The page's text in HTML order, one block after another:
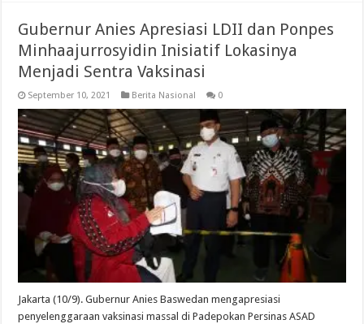
Gubernur Anies Apresiasi LDII dan Ponpes
Minhaajurrosyidin Inisiatif Lokasinya
Menjadi Sentra Vaksinasi
September 10, 2021 Berita Nasional 0
Jakarta (10/9). Gubernur Anies Baswedan mengapresiasi
penyelenggaraan vaksinasi massal di Padepokan Persinas ASAD